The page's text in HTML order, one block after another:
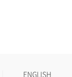
ENGLISH